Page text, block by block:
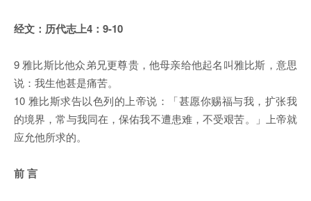
经文：历代志上4：9-10
9 雅比斯比他众弟兄更尊贵，他母亲给他起名叫雅比斯，意思
说：我生他甚是痛苦。
10 雅比斯求告以色列的上帝说：「甚愿你赐福与我，扩张我
的境界，常与我同在，保佑我不遭患难，不受艰苦。」上帝就
应允他所求的。
前 言